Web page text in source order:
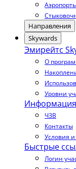
Направления
Skywards
Эмирейтс
О
Уровни
Информация
ЧЗВ
Контакты
Условия
Быстрые
Логин